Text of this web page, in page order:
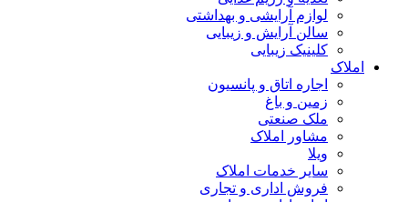
لوازم آرایشی و بهداشتی
سالن آرایش و زیبایی
کلینیک زیبایی
املاک
اجاره اتاق و پانسیون
زمین و باغ
ملک صنعتی
مشاور املاک
ویلا
سایر خدمات املاک
فروش اداری و تجاری